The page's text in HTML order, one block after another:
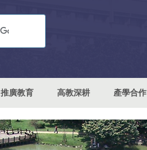
推廣教育 高教深耕 產學合作